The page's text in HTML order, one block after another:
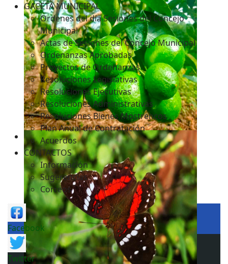
GACETA MUNICIPAL
Ordenes del día Sesiones del Concejo
Municipal
Actas de Sesiones del Concejo Municipal
Ordenanzas Aprobadas
Proyectos de Ordenanzas
Resoluciones Legislativas
Resoluciones Ejecutivas
Resoluciones Administrativas
Resoluciones Bienes Mostrencos
Plan Anual de Contratación
Acuerdos
CONTACTOS
Información
Sugerencias
Correos
Facebook
Twitter